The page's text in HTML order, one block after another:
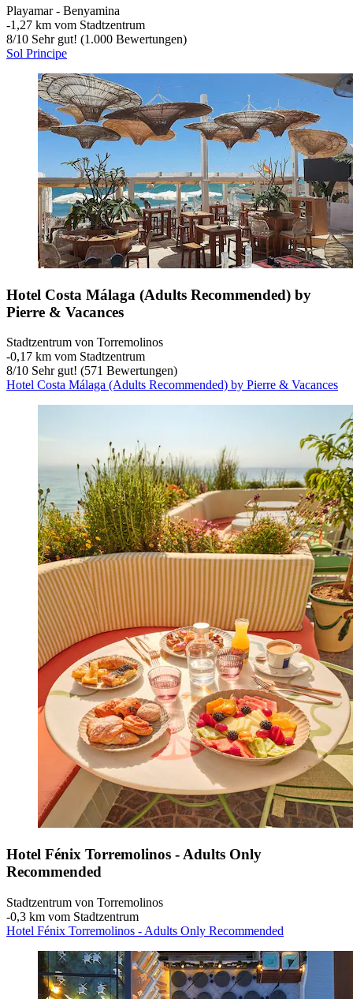
Playamar - Benyamina
‐1,27 km vom Stadtzentrum
8/10 Sehr gut! (1.000 Bewertungen)
Sol Principe
Hotel Costa Málaga (Adults Recommended) by
Pierre & Vacances
Stadtzentrum von Torremolinos
‐0,17 km vom Stadtzentrum
8/10 Sehr gut! (571 Bewertungen)
Hotel Costa Málaga (Adults Recommended) by Pierre & Vacances
Hotel Fénix Torremolinos - Adults Only
Recommended
Stadtzentrum von Torremolinos
‐0,3 km vom Stadtzentrum
Hotel Fénix Torremolinos - Adults Only Recommended